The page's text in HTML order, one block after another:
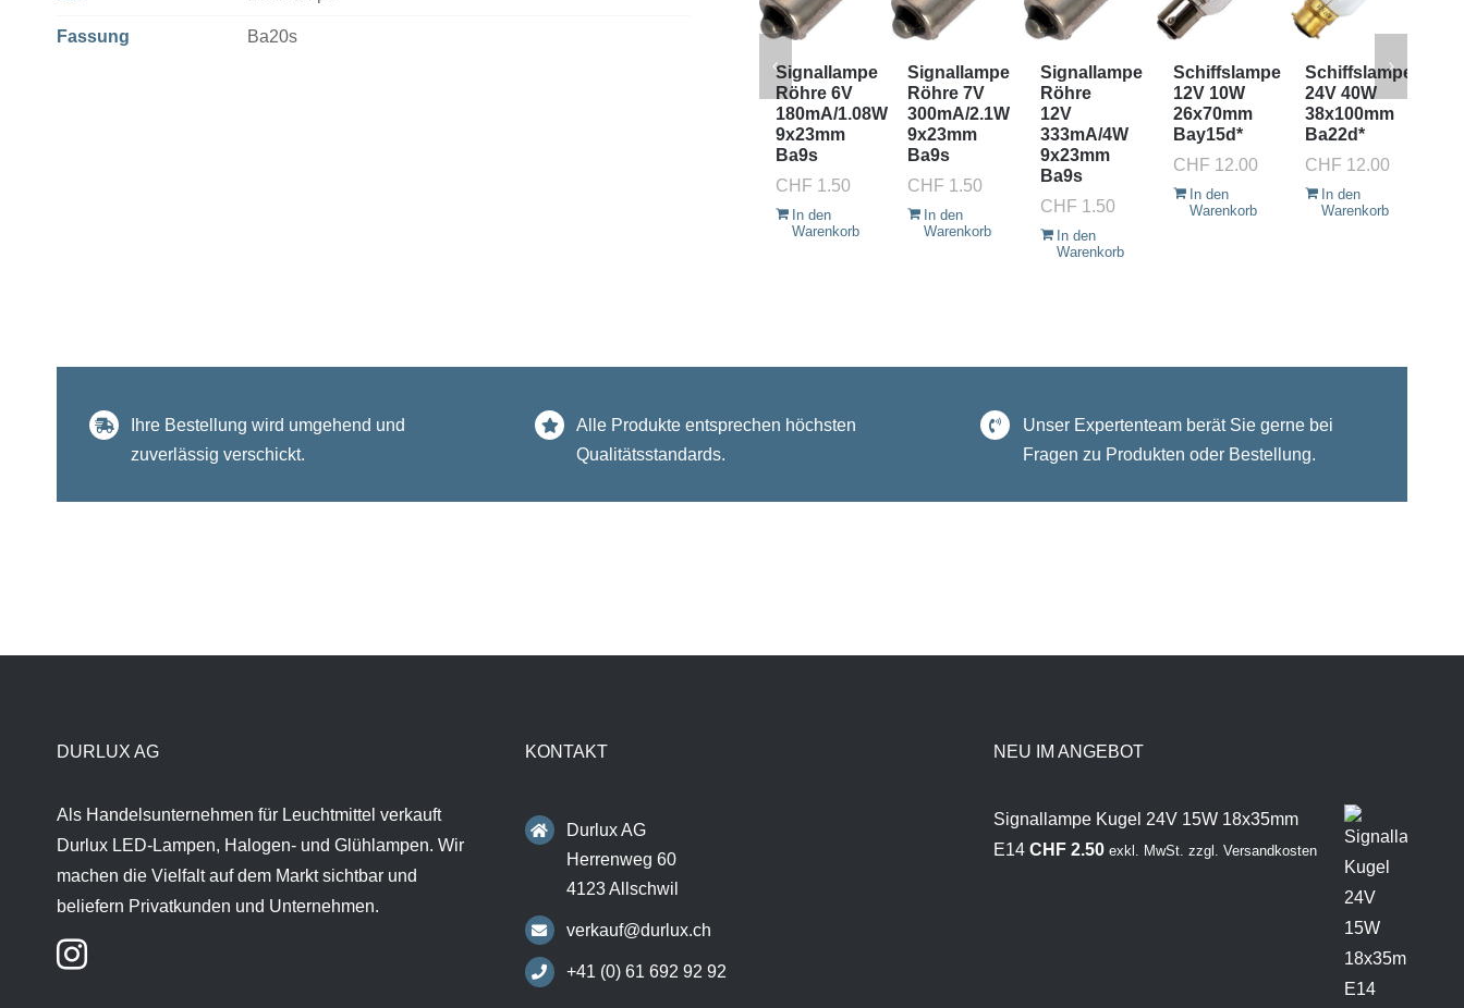
Fassung Ba20s
Signallampe
Röhre 6V
180mA/1.08W
9x23mm
Ba9s
CHF 1.50
In den
Warenkorb
Signallampe
Röhre 7V
300mA/2.1W
9x23mm
Ba9s
CHF 1.50
In den
Warenkorb
Signallampe
Röhre
12V
333mA/4W
9x23mm
Ba9s
CHF 1.50
In den
Warenkorb
Schiffslampe
12V 10W
26x70mm
Bay15d*
CHF 12.00
In den
Warenkorb
Schiffslampe
24V 40W
38x100mm
Ba22d*
CHF 12.00
In den
Warenkorb
Ihre Bestellung wird umgehend und
zuverlässig verschickt.
Alle Produkte entsprechen höchsten
Qualitätsstandards.
Unser Expertenteam berät Sie gerne bei
Fragen zu Produkten oder Bestellung.
DURLUX AG
Als Handelsunternehmen für Leuchtmittel verkauft
Durlux LED-Lampen, Halogen- und Glühlampen. Wir
machen die Vielfalt auf dem Markt sichtbar und
beliefern Privatkunden und Unternehmen.
KONTAKT
Durlux AG
Herrenweg 60
4123 Allschwil
verkauf@durlux.ch
+41 (0) 61 692 92 92
NEU IM ANGEBOT
Signallampe Kugel 24V 15W 18x35mm
E14 CHF2.50 exkl. MwSt. zzgl. Versandkosten